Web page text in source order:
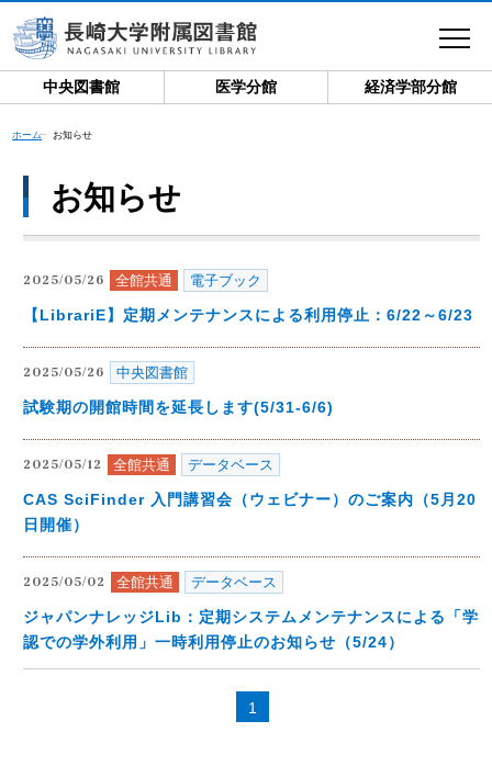
中央図書館 医学分館 経済学部分館
toggle
ホーム お知らせ
お知らせ
2025/05/26 全館共通 電子ブック
【LibrariE】定期メンテナンスによる利用停止：6/22～6/23
2025/05/26 中央図書館
試験期の開館時間を延長します(5/31-6/6)
2025/05/12 全館共通 データベース
CAS SciFinder 入門講習会（ウェビナー）のご案内（5月20
日開催）
2025/05/02 全館共通 データベース
ジャパンナレッジLib：定期システムメンテナンスによる「学
認での学外利用」一時利用停止のお知らせ（5/24）
1